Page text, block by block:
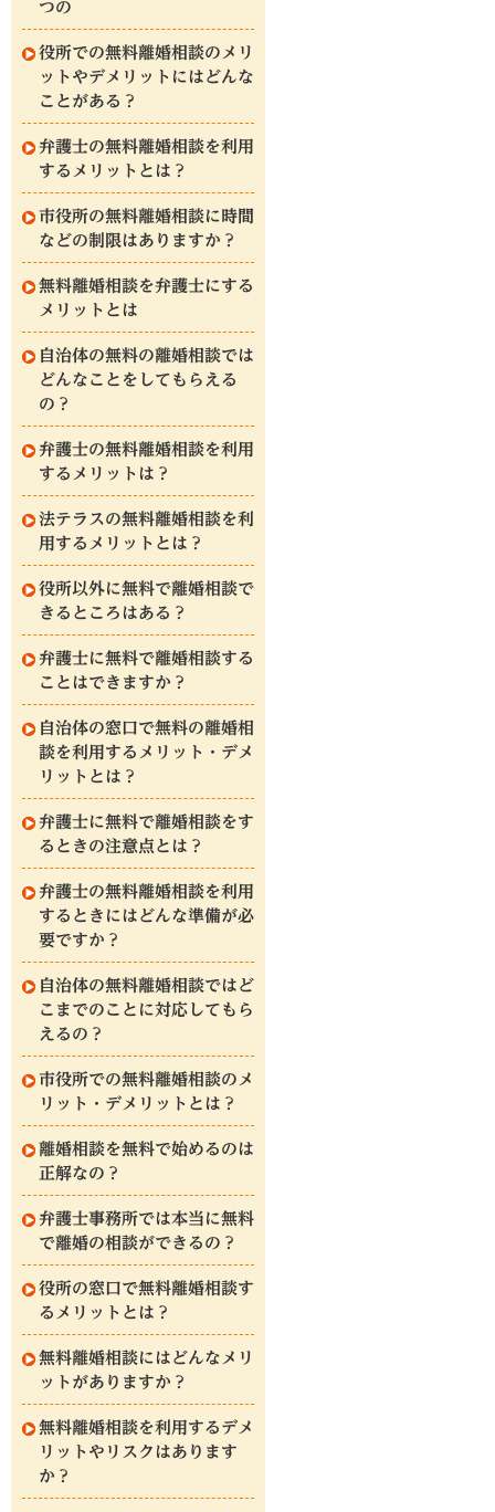
つの
役所での無料離婚相談のメリ
ットやデメリットにはどんな
ことがある？
弁護士の無料離婚相談を利用
するメリットとは？
市役所の無料離婚相談に時間
などの制限はありますか？
無料離婚相談を弁護士にする
メリットとは
自治体の無料の離婚相談では
どんなことをしてもらえる
の？
弁護士の無料離婚相談を利用
するメリットは？
法テラスの無料離婚相談を利
用するメリットとは？
役所以外に無料で離婚相談で
きるところはある？
弁護士に無料で離婚相談する
ことはできますか？
自治体の窓口で無料の離婚相
談を利用するメリット・デメ
リットとは？
弁護士に無料で離婚相談をす
るときの注意点とは？
弁護士の無料離婚相談を利用
するときにはどんな準備が必
要ですか？
自治体の無料離婚相談ではど
こまでのことに対応してもら
えるの？
市役所での無料離婚相談のメ
リット・デメリットとは？
離婚相談を無料で始めるのは
正解なの？
弁護士事務所では本当に無料
で離婚の相談ができるの？
役所の窓口で無料離婚相談す
るメリットとは？
無料離婚相談にはどんなメリ
ットがありますか？
無料離婚相談を利用するデメ
リットやリスクはあります
か？